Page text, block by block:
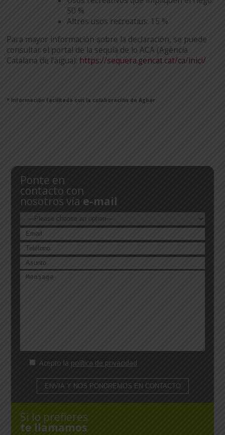
50 %
Altres usos recreatius: 15 %
Para mayor información sobre la declaración, se puede
consultar el portal de la sequía de lo ACA (Agència
Catalana de l’aigua): https://sequera.gencat.cat/ca/inici/
* Información facilitada con la colaboración de Agbar
Ponte en
contacto con
nosotros vía e-mail
Acepto la política de privacidad
Si lo prefieres
te llamamos